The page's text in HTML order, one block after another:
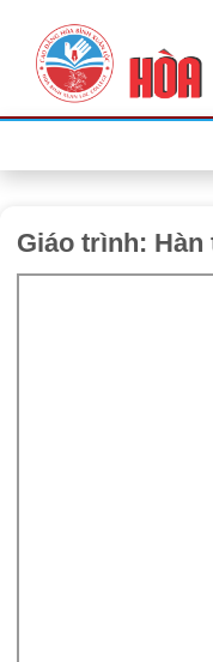
Giáo trình: Hàn